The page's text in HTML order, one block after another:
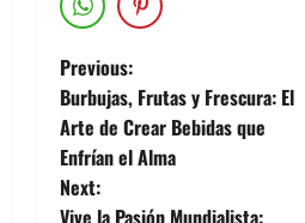
Previous:
Burbujas, Frutas y Frescura: El
Arte de Crear Bebidas que
Enfrían el Alma
Next:
Vive la Pasión Mundialista: